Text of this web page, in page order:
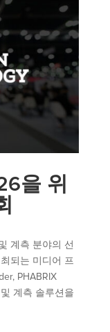
을 위
계측 분야의 선
되는 미디어 프
PHABRIX
계측 솔루션을